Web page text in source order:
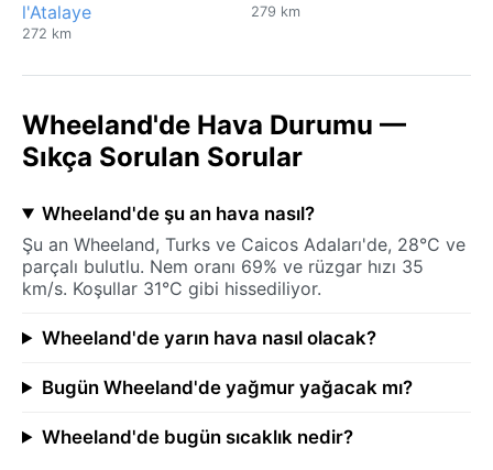
l'Atalaye
272 km
279 km
Wheeland'de Hava Durumu —
Sıkça Sorulan Sorular
Wheeland'de şu an hava nasıl?
Şu an Wheeland, Turks ve Caicos Adaları'de, 28°C ve
parçalı bulutlu. Nem oranı 69% ve rüzgar hızı 35
km/s. Koşullar 31°C gibi hissediliyor.
Wheeland'de yarın hava nasıl olacak?
Bugün Wheeland'de yağmur yağacak mı?
Wheeland'de bugün sıcaklık nedir?